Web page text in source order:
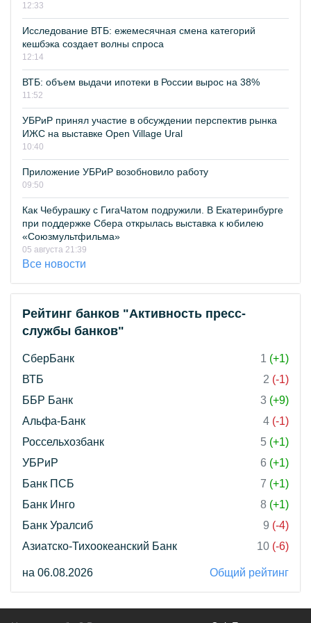
12:33
Исследование ВТБ: ежемесячная смена категорий
кешбэка создает волны спроса
12:14
ВТБ: объем выдачи ипотеки в России вырос на 38%
11:52
УБРиР принял участие в обсуждении перспектив рынка
ИЖС на выставке Open Village Ural
10:40
Приложение УБРиР возобновило работу
09:50
Как Чебурашку с ГигаЧатом подружили. В Екатеринбурге
при поддержке Сбера открылась выставка к юбилею
«Союзмультфильма»
05 августа 21:39
Все новости
Рейтинг банков "Активность пресс-
службы банков"
СберБанк 1 (+1)
ВТБ
2 (-1)
ББР Банк
3 (+9)
Альфа-Банк
4 (-1)
Россельхозбанк
5 (+1)
УБРиР
6 (+1)
Банк ПСБ
7 (+1)
Банк Инго
8 (+1)
Банк Уралсиб
9 (-4)
Азиатско-Тихоокеанский Банк
10 (-6)
на 06.08.2026 Общий рейтинг